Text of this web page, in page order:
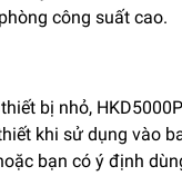
công suất cao.
bị nhỏ,
khi sử dụng vào
bạn có ý định